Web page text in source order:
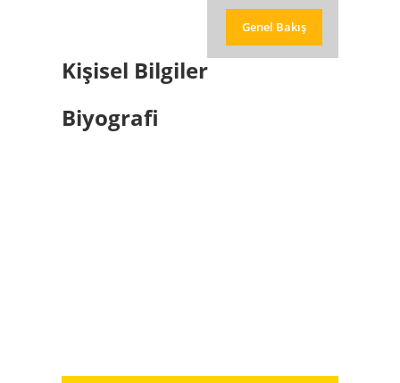
Genel Bakış
Kişisel Bilgiler
Biyografi